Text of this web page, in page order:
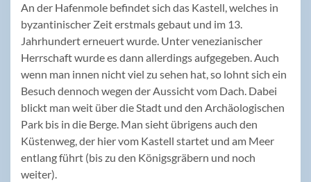
An der Hafenmole befindet sich das Kastell, welches in
byzantinischer Zeit erstmals gebaut und im 13.
Jahrhundert erneuert wurde. Unter venezianischer
Herrschaft wurde es dann allerdings aufgegeben. Auch
wenn man innen nicht viel zu sehen hat, so lohnt sich ein
Besuch dennoch wegen der Aussicht vom Dach. Dabei
blickt man weit über die Stadt und den Archäologischen
Park bis in die Berge. Man sieht übrigens auch den
Küstenweg, der hier vom Kastell startet und am Meer
entlang führt (bis zu den Königsgräbern und noch
weiter).